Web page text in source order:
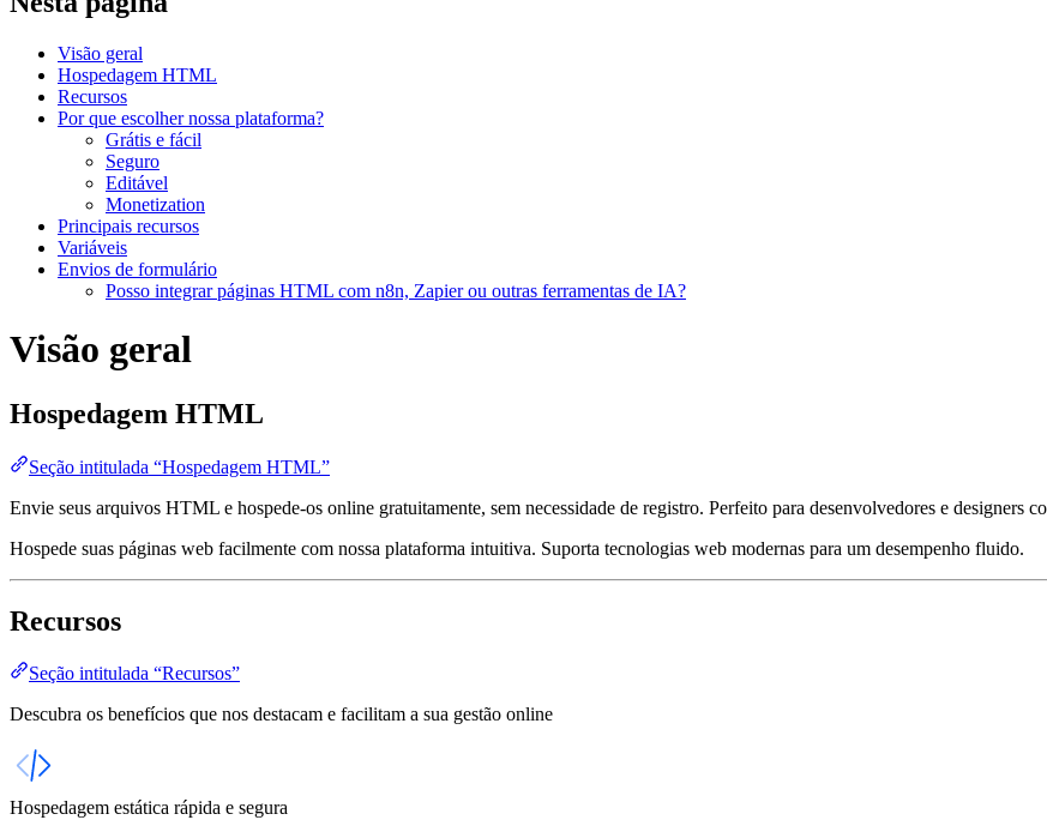
Visão geral
Hospedagem HTML
Recursos
Por que escolher nossa plataforma?
Grátis e fácil
Seguro
Editável
Monetization
Principais recursos
Variáveis
Envios de formulário
Posso integrar páginas HTML com n8n, Zapier ou outras ferramentas de IA?
Visão geral
Hospedagem HTML
Seção intitulada “Hospedagem HTML”
Envie seus arquivos HTML e hospede-os online gratuitamente, sem necessidade de registro. Perfeito para desenvolvedores e designers
Hospede suas páginas web facilmente com nossa plataforma intuitiva. Suporta tecnologias web modernas para um desempenho fluido.
Recursos
Seção intitulada “Recursos”
Descubra os benefícios que nos destacam e facilitam a sua gestão online
Hospedagem estática rápida e segura